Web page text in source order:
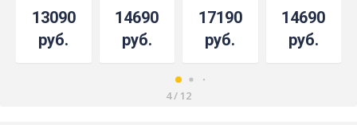
13090
руб.
14690
руб.
17190
руб.
14690
руб.
4/ 12